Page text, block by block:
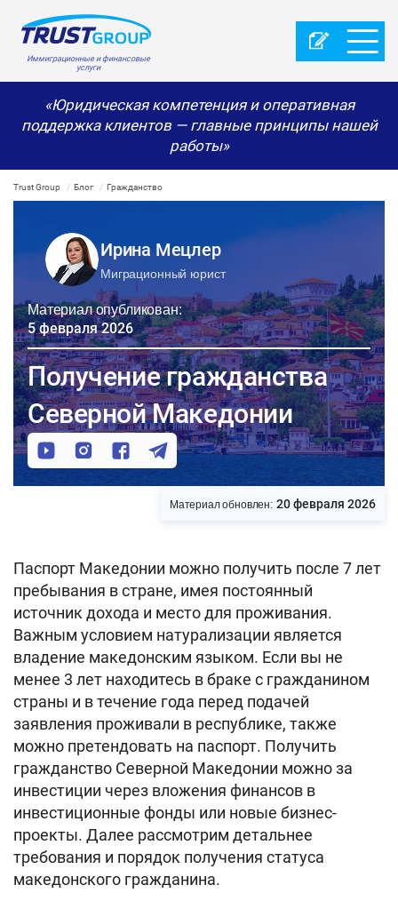
Иммиграционные и финансовые
услуги
«Юридическая компетенция и оперативная
поддержка клиентов — главные принципы нашей
работы»
Trust Group Блог Гражданство
Ирина Мецлер
Миграционный юрист
Материал опубликован:
5 февраля 2026
Получение гражданства
Северной Македонии
Материал обновлен: 20 февраля 2026
Паспорт Македонии можно получить после 7 лет
пребывания в стране, имея постоянный
источник дохода и место для проживания.
Важным условием натурализации является
владение македонским языком. Если вы не
менее 3 лет находитесь в браке с гражданином
страны и в течение года перед подачей
заявления проживали в республике, также
можно претендовать на паспорт. Получить
гражданство Северной Македонии можно за
инвестиции через вложения финансов в
инвестиционные фонды или новые бизнес-
проекты. Далее рассмотрим детальнее
требования и порядок получения статуса
македонского гражданина.